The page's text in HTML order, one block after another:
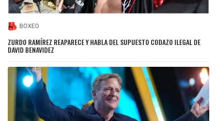
BOXEO
ZURDO RAMÍREZ REAPARECE Y HABLA DEL SUPUESTO CODAZO ILEGAL DE
DAVID BENAVIDEZ